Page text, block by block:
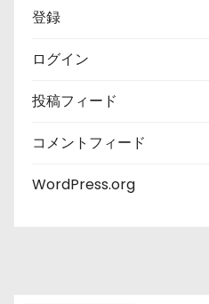
登録
ログイン
投稿フィード
コメントフィード
WordPress.org